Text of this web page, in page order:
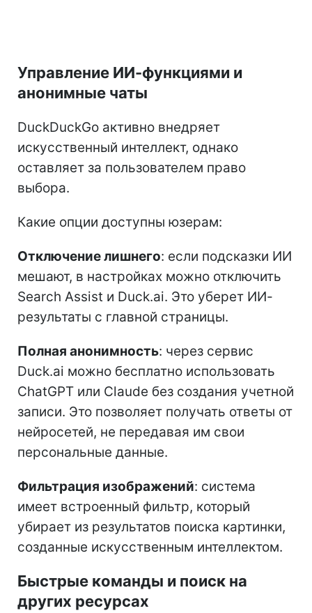
Управление ИИ-функциями и
анонимные чаты
DuckDuckGo активно внедряет
искусственный интеллект, однако
оставляет за пользователем право
выбора.
Какие опции доступны юзерам:
Отключение лишнего: если подсказки ИИ
мешают, в настройках можно отключить
Search Assist и Duck.ai. Это уберет ИИ-
результаты с главной страницы.
Полная анонимность: через сервис
Duck.ai можно бесплатно использовать
ChatGPT или Claude без создания учетной
записи. Это позволяет получать ответы от
нейросетей, не передавая им свои
персональные данные.
Фильтрация изображений: система
имеет встроенный фильтр, который
убирает из результатов поиска картинки,
созданные искусственным интеллектом.
Быстрые команды и поиск на
других ресурсах